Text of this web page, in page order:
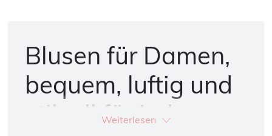
Blusen für Damen,
bequem, luftig und
stilvoll für jeden
Weiterlesen